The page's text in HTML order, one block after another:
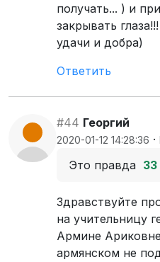
получать... ) и
закрывать
удачи и добра)
Ответить
#44 Георгий
2020-01-12 14:28:36 ·
Это правда 33
Здравствуйте
на учительницу
Армине
армянском не